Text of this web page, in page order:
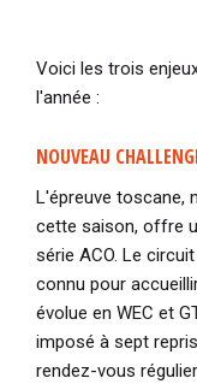
Voici les trois
l'année :
NOUVEAU
L'épreuve toscane,
cette saison, offre
série ACO. Le
connu pour
évolue en WEC et
imposé à sept
rendez-vous